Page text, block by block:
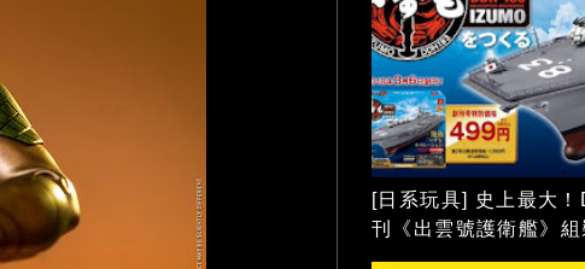
[日系玩具] 史上最大
刊《出雲號護衛艦》組